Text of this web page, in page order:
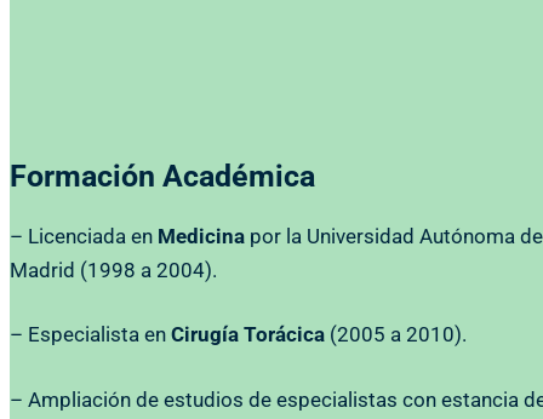
Formación Académica
– Licenciada en Medicina por la Universidad Autónoma de
Madrid (1998 a 2004).
– Especialista en Cirugía Torácica (2005 a 2010).
– Ampliación de estudios de especialistas con estancia